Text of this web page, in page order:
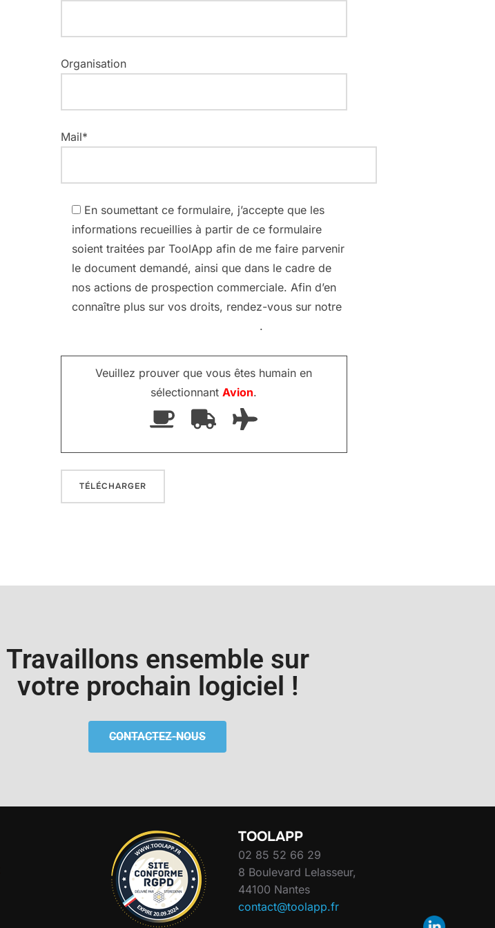
Organisation
Mail*
En soumettant ce formulaire, j’accepte que les
informations recueillies à partir de ce formulaire
soient traitées par ToolApp afin de me faire parvenir
le document demandé, ainsi que dans le cadre de
nos actions de prospection commerciale. Afin d’en
connaître plus sur vos droits, rendez-vous sur notre
.
Veuillez prouver que vous êtes humain en
sélectionnantAvion.
Travaillons ensemble sur
votre prochain logiciel !
CONTACTEZ-NOUS
TOOLAPP
02 85 52 66 29
8 Boulevard Lelasseur,
44100 Nantes
contact@toolapp.fr